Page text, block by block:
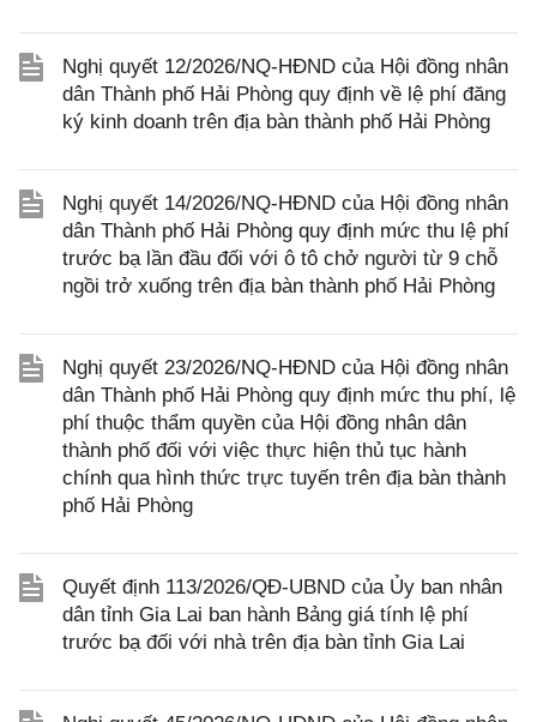
Nghị quyết 12/2026/NQ-HĐND của Hội đồng nhân
dân Thành phố Hải Phòng quy định về lệ phí đăng
ký kinh doanh trên địa bàn thành phố Hải Phòng
Nghị quyết 14/2026/NQ-HĐND của Hội đồng nhân
dân Thành phố Hải Phòng quy định mức thu lệ phí
trước bạ lần đầu đối với ô tô chở người từ 9 chỗ
ngồi trở xuống trên địa bàn thành phố Hải Phòng
Nghị quyết 23/2026/NQ-HĐND của Hội đồng nhân
dân Thành phố Hải Phòng quy định mức thu phí, lệ
phí thuộc thẩm quyền của Hội đồng nhân dân
thành phố đối với việc thực hiện thủ tục hành
chính qua hình thức trực tuyến trên địa bàn thành
phố Hải Phòng
Quyết định 113/2026/QĐ-UBND của Ủy ban nhân
dân tỉnh Gia Lai ban hành Bảng giá tính lệ phí
trước bạ đối với nhà trên địa bàn tỉnh Gia Lai